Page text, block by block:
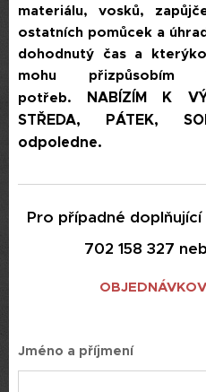
materiálu, vosků,
ostatních pomůcek a
dohodnutý čas a
mohu
potřeb. NABÍZÍM K
STŘEDA, PÁTEK,
odpoledne.
Pro případné
702 158 327
Jméno a příjmení